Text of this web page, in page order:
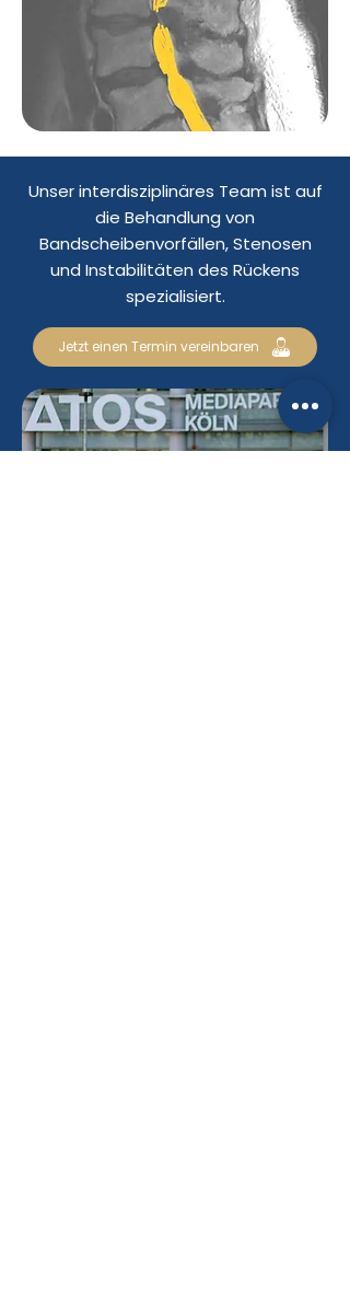
Unser interdisziplinäres Team ist auf
die Behandlung von
Bandscheibenvorfällen, Stenosen
und Instabilitäten des Rückens
spezialisiert.
Jetzt einen Termin vereinbaren